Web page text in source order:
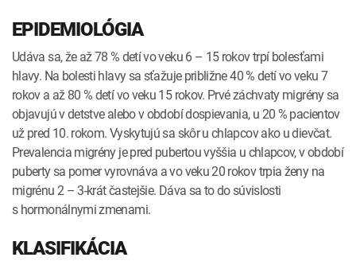
EPIDEMIOLÓGIA
Udáva sa, že až 78 % detí vo veku 6 – 15 rokov trpí bolesťami
hlavy. Na bolesti hlavy sa sťažuje približne 40 % detí vo veku 7
rokov a až 80 % detí vo veku 15 rokov. Prvé záchvaty migrény sa
objavujú v detstve alebo v období dospievania, u 20 % pacientov
už pred 10. rokom. Vyskytujú sa skôr u chlapcov ako u dievčat.
Prevalencia migrény je pred pubertou vyššia u chlapcov, v období
puberty sa pomer vyrovnáva a vo veku 20 rokov trpia ženy na
migrénu 2 – 3-krát častejšie. Dáva sa to do súvislosti
s hormonálnymi zmenami.
KLASIFIKÁCIA